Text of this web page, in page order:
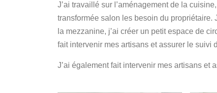
J’ai travaillé sur l’aménagement de la
transformée salon les besoin du propriétaire.
la mezzanine, j’ai créer un petit espace de
fait intervenir mes artisans et assurer le suivi
J’ai également fait intervenir mes artisans et